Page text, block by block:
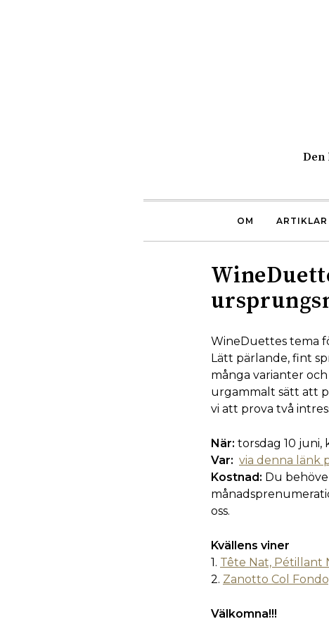
Den
OM ARTIKLAR
WineDuettes tema
Lätt pärlande, fint
många varianter
urgammalt sätt att
vi att prova två
När: torsdag 10 juni,
Var: via denna länk
Kostnad: Du
oss.
Kvällens viner
1. Tête Nat, Pétillant
2. Zanotto Col
Välkomna!!!